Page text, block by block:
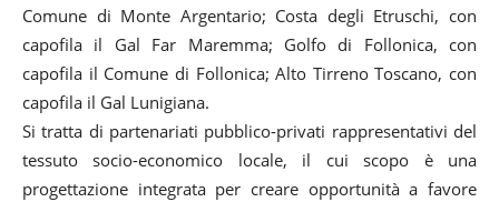
Comune di Monte Argentario; Costa degli Etruschi, con
capofila il Gal Far Maremma; Golfo di Follonica, con
capofila il Comune di Follonica; Alto Tirreno Toscano, con
capofila il Gal Lunigiana.
Si tratta di partenariati pubblico-privati rappresentativi del
tessuto socio-economico locale, il cui scopo è una
progettazione integrata per creare opportunità a favore